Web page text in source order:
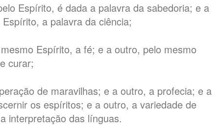
Espírito, é dada a palavra da sabedoria; e a
a palavra da ciência;
Espírito, a fé; e a outro, pelo mesmo
curar;
de maravilhas; e a outro, a profecia; e a
os espíritos; e a outro, a variedade de
interpretação das línguas.